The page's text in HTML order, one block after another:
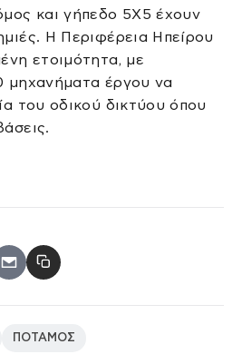
και γήπεδο 5Χ5 έχουν
Η Περιφέρεια Ηπείρου
ετοιμότητα, με
μηχανήματα έργου να
του οδικού δικτύου όπου
ΠΟΤΑΜΟΣ